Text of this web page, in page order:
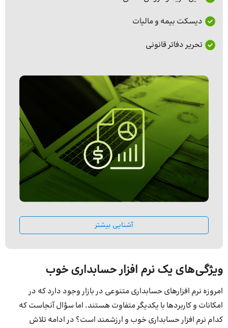
دیسکت بیمه و مالیات
تحریر دفاتر قانونی
آشنایی بیشتر
ویژگی‌های یک نرم افزار حسابداری خوب
امروزه نرم افزارهای حسابداری متنوعی در بازار وجود دارد که در
امکانات و کاربردها با یکدیگر متفاوت هستند. اما سؤال آنجاست که
کدام نرم افزار حسابداری خوب و ارزشمند است؟ در ادامه تلاش